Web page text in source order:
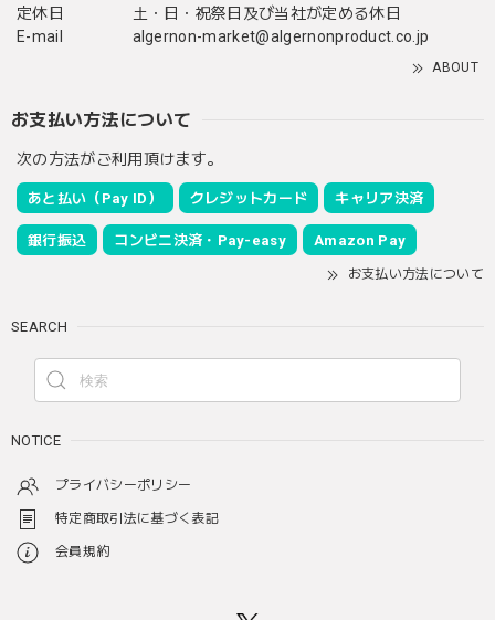
定休日
土・日・祝祭日及び当社が定める休日
E-mail
algernon-market@algernonproduct.co.jp
ABOUT
お支払い方法について
次の方法がご利用頂けます。
あと払い（Pay ID） クレジットカード キャリア決済
銀行振込 コンビニ決済・Pay-easy Amazon Pay
お支払い方法について
SEARCH
NOTICE
プライバシーポリシー
特定商取引法に基づく表記
会員規約